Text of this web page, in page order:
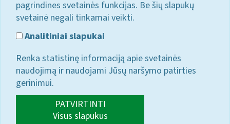
pagrindines svetainės funkcijas. Be šių slapukų
svetainė negali tinkamai veikti.
Analitiniai slapukai
Renka statistinę informaciją apie svetainės
naudojimą ir naudojami Jūsų naršymo patirties
gerinimui.
PATVIRTINTI
Visus slapukus